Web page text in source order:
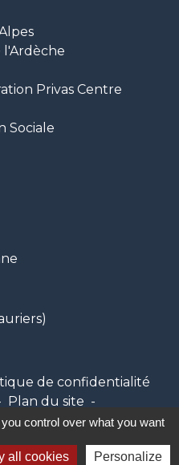
l'Ardèche
Privas Centre
Sociale
de confidentialité
Plan du site -
cookies
Réseau des Communes
control over what you want
all cookies Personalize